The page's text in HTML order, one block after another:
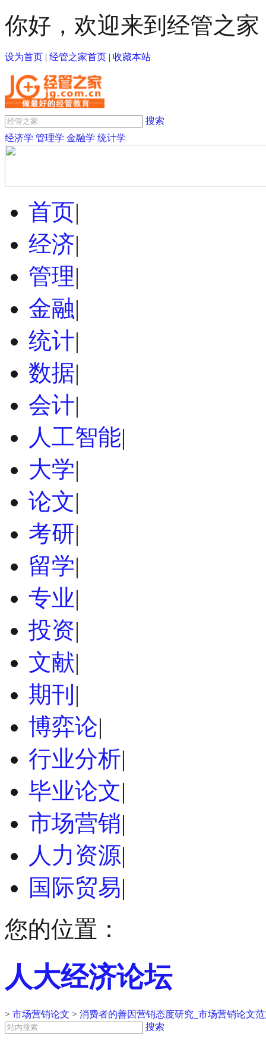
你好，欢迎来到经管之家
设为首页 | 经管之家首页 | 收藏本站
搜索
经济学 管理学 金融学 统计学
首页|
经济|
管理|
金融|
统计|
数据|
会计|
人工智能|
大学|
论文|
考研|
留学|
专业|
投资|
文献|
期刊 |
博弈论|
行业分析|
毕业论文|
市场营销|
人力资源|
国际贸易|
您的位置：
人大经济论坛
> 市场营销论文 > 消费者的善因营销态度研究_市场营销论文
搜索